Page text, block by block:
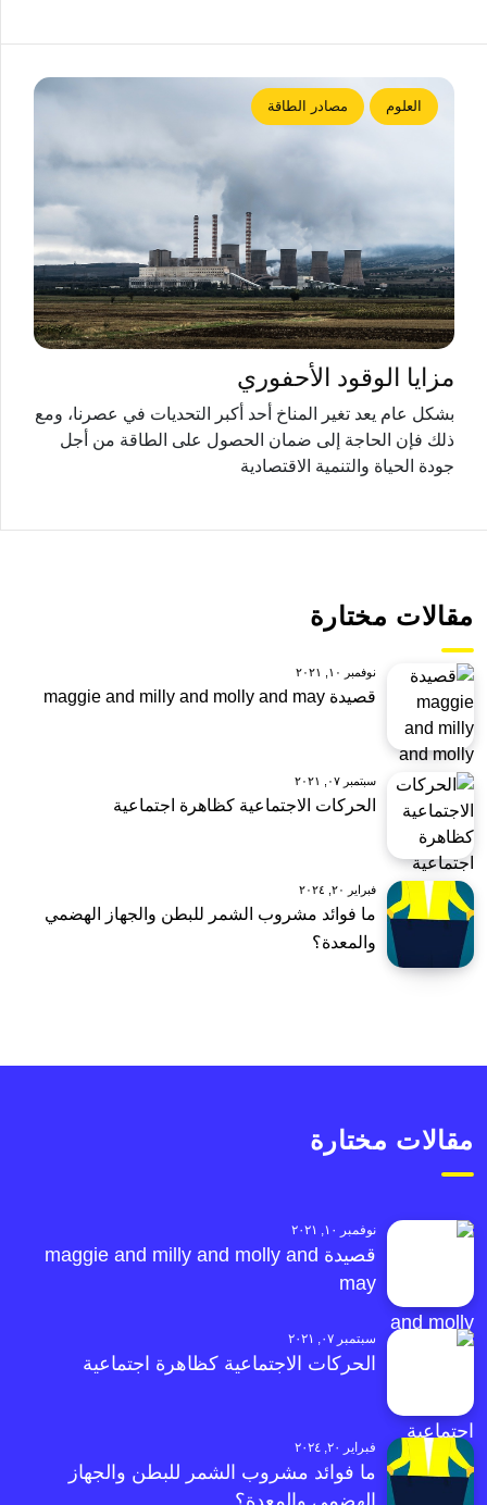
العلوم مصادر الطاقة
مزايا الوقود الأحفوري
بشكل عام يعد تغير المناخ أحد أكبر التحديات في عصرنا، ومع
ذلك فإن الحاجة إلى ضمان الحصول على الطاقة من أجل
جودة الحياة والتنمية الاقتصادية
مقالات مختارة
نوفمبر ١٠, ٢٠٢١
قصيدة maggie and milly and molly and may
سبتمبر ٠٧, ٢٠٢١
الحركات الاجتماعية كظاهرة اجتماعية
فبراير ٢٠, ٢٠٢٤
ما فوائد مشروب الشمر للبطن والجهاز الهضمي
والمعدة؟
مقالات مختارة
نوفمبر ١٠, ٢٠٢١
قصيدة maggie and milly and molly and
may
سبتمبر ٠٧, ٢٠٢١
الحركات الاجتماعية كظاهرة اجتماعية
فبراير ٢٠, ٢٠٢٤
ما فوائد مشروب الشمر للبطن والجهاز
الهضمي والمعدة؟